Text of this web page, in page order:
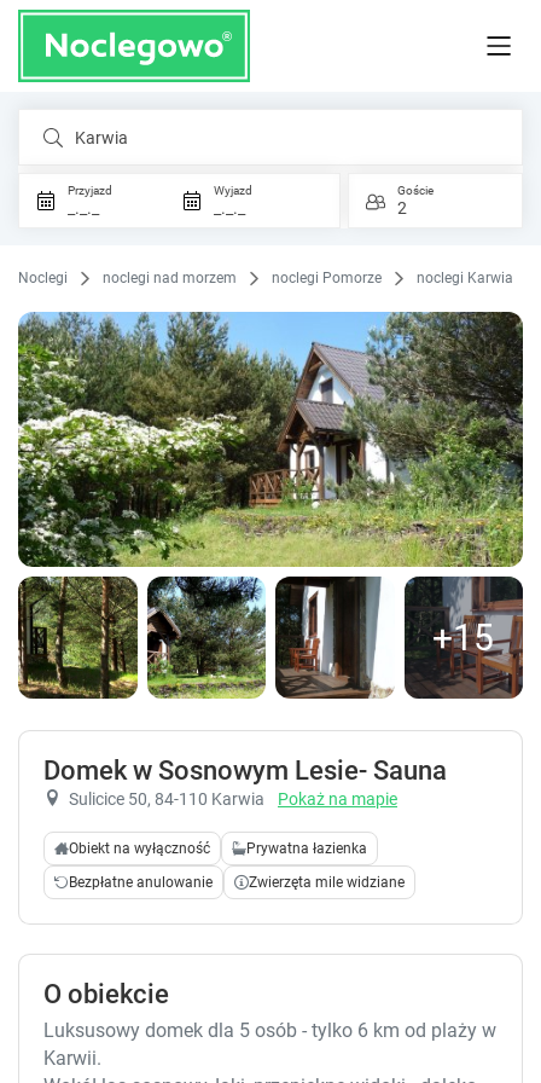
Karwia
Przyjazd
_._._
Wyjazd
_._._
Goście
2
Noclegi noclegi nad morzem noclegi Pomorze noclegi Karwia
+15
Domek w Sosnowym Lesie- Sauna
Sulicice 50, 84-110 Karwia Pokaż na mapie
Obiekt na wyłączność
Prywatna łazienka
Bezpłatne anulowanie
Zwierzęta mile widziane
O obiekcie
Luksusowy domek dla 5 osób - tylko 6 km od plaży w
Karwii.